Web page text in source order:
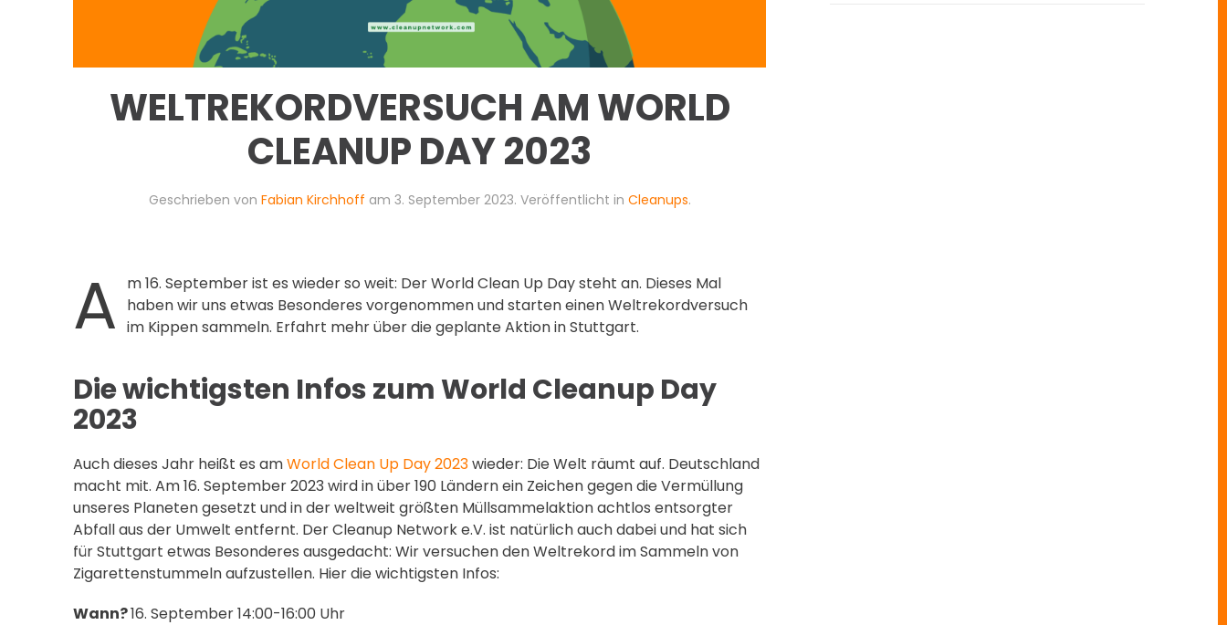
WELTREKORDVERSUCH AM WORLD
CLEANUP DAY 2023
Geschrieben von Fabian Kirchhoff am 3. September 2023. Veröffentlicht in Cleanups.
A
m 16. September ist es wieder so weit: Der World Clean Up Day steht an. Dieses Mal
haben wir uns etwas Besonderes vorgenommen und starten einen Weltrekordversuch
im Kippen sammeln. Erfahrt mehr über die geplante Aktion in Stuttgart.
Die wichtigsten Infos zum World Cleanup Day
2023
Auch dieses Jahr heißt es amWorld Clean Up Day 2023wieder: Die Welt räumt auf. Deutschland
macht mit. Am 16. September 2023 wird in über 190 Ländern ein Zeichen gegen die Vermüllung
unseres Planeten gesetzt und in der weltweit größten Müllsammelaktion achtlos entsorgter
Abfall aus der Umwelt entfernt. Der Cleanup Network e.V. ist natürlich auch dabei und hat sich
für Stuttgart etwas Besonderes ausgedacht: Wir versuchen den Weltrekord im Sammeln von
Zigarettenstummeln aufzustellen. Hier die wichtigsten Infos:
Wann?16. September 14:00-16:00 Uhr